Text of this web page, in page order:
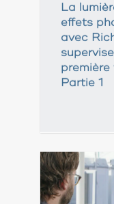
La
effets
avec
Partie 1